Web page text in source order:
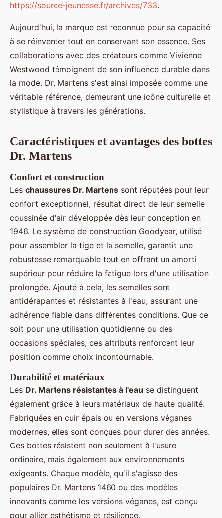
https://source-jeunesse.fr/archives/733.
Aujourd'hui, la marque est reconnue pour sa capacité
à se réinventer tout en conservant son essence. Ses
collaborations avec des créateurs comme Vivienne
Westwood témoignent de son influence durable dans
la mode. Dr. Martens s'est ainsi imposée comme une
véritable référence, demeurant une icône culturelle et
stylistique à travers les générations.
Caractéristiques et avantages des bottes
Dr. Martens
Confort et construction
Les chaussures Dr. Martens sont réputées pour leur
confort exceptionnel, résultat direct de leur semelle
coussinée d'air développée dès leur conception en
1946. Le système de construction Goodyear, utilisé
pour assembler la tige et la semelle, garantit une
robustesse remarquable tout en offrant un amorti
supérieur pour réduire la fatigue lors d'une utilisation
prolongée. Ajouté à cela, les semelles sont
antidérapantes et résistantes à l'eau, assurant une
adhérence fiable dans différentes conditions. Que ce
soit pour une utilisation quotidienne ou des
occasions spéciales, ces attributs renforcent leur
position comme choix incontournable.
Durabilité et matériaux
Les Dr. Martens résistantes à l'eau se distinguent
également grâce à leurs matériaux de haute qualité.
Fabriquées en cuir épais ou en versions véganes
modernes, elles sont conçues pour durer des années.
Ces bottes résistent non seulement à l'usure
ordinaire, mais également aux environnements
exigeants. Chaque modèle, qu'il s'agisse des
populaires Dr. Martens 1460 ou des modèles
innovants comme les versions véganes, est conçu
pour allier esthétisme et résilience.